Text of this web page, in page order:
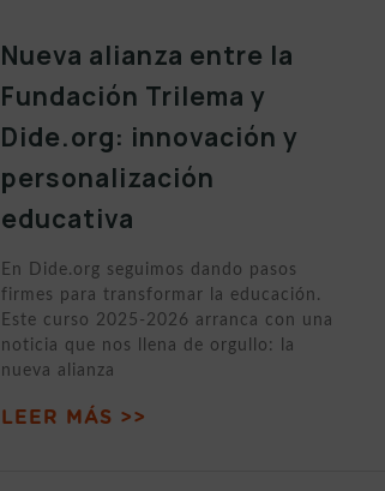
Nueva alianza entre la
Fundación Trilema y
Dide.org: innovación y
personalización
educativa
En Dide.org seguimos dando pasos
firmes para transformar la educación.
Este curso 2025-2026 arranca con una
noticia que nos llena de orgullo: la
nueva alianza
LEER MÁS >>